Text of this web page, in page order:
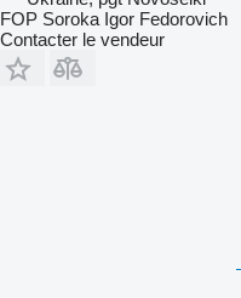
FOP Soroka Igor Fedorovich
Contacter le vendeur